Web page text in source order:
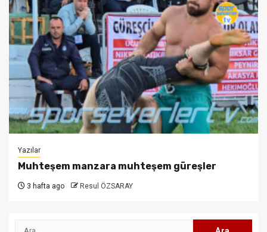
Yazılar
Muhteşem manzara muhteşem güreşler
3 hafta ago Resul ÖZSARAY
Arama: